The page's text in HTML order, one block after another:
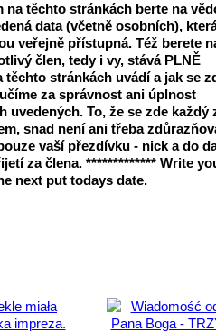
těchto stránkách berte na
data (včetně osobních),
veřejně přístupná. Též berete
člen, tedy i vy, stává PLNĚ
stránkách uvádí a jak se
za správnost ani úplnost
To, že se zde každý
snad není ani třeba
vaší přezdívku - nick a do
za člena. ************* Write
next put todays date.